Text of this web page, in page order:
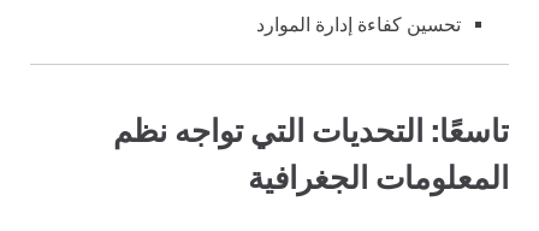
تحسين كفاءة إدارة الموارد
تاسعًا: التحديات التي تواجه نظم
المعلومات الجغرافية